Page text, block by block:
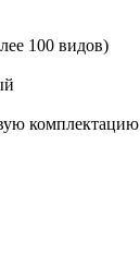
100 видов)
комплектацию